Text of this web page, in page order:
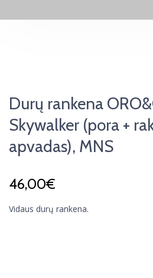
Durų rankena
Skywalker (pora +
apvadas), MNS
46,00€
Vidaus durų rankena.